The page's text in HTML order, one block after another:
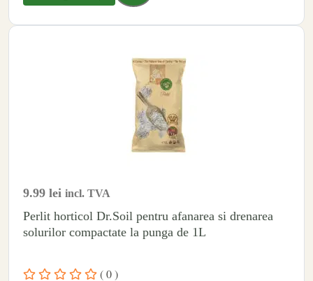
9.99 lei incl. TVA
Perlit horticol Dr.Soil pentru afanarea si drenarea
solurilor compactate la punga de 1L
( 0 )